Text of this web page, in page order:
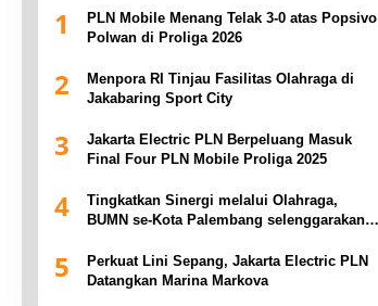
1
PLN Mobile Menang Telak 3-0 atas Popsivo
Polwan di Proliga 2026
2
Menpora RI Tinjau Fasilitas Olahraga di
Jakabaring Sport City
3
Jakarta Electric PLN Berpeluang Masuk
Final Four PLN Mobile Proliga 2025
4
Tingkatkan Sinergi melalui Olahraga,
BUMN se-Kota Palembang selenggarakan
5
Perkuat Lini Sepang, Jakarta Electric PLN
Datangkan Marina Markova